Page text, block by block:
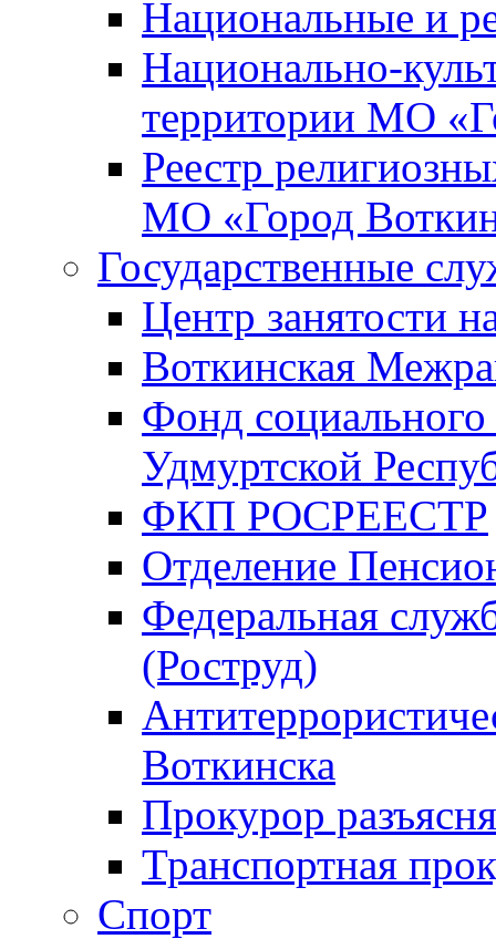
Национальные и
Национально-
территории МО
Реестр
МО «Город
Государственные
Центр занятости
Воткинская
Фонд
Удмуртской
ФКП РОСРЕЕСТР
Отделение
Федеральная
(Роструд)
Воткинска
Прокурор
Транспортная
Спорт